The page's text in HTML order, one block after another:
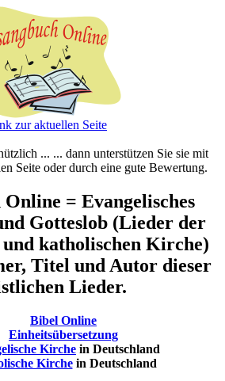
zur aktuellen Seite
... ... dann unterstützen Sie sie mit
Seite oder durch eine gute Bewertung.
Online = Evangelisches
Gotteslob (Lieder der
und katholischen Kirche)
Titel und Autor dieser
Lieder.
Bibel Online
Einheitsübersetzung
Kirche in Deutschland
Kirchein Deutschland